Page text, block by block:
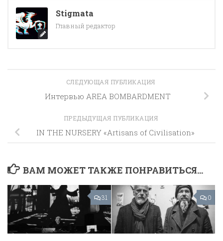
Stigmata
Главный редактор
СЛЕДУЮЩАЯ ПУБЛИКАЦИЯ
Интервью AREA BOMBARDMENT
ПРЕДЫДУЩАЯ ПУБЛИКАЦИЯ
IN THE NURSERY «Artisans of Civilisation»
ВАМ МОЖЕТ ТАКЖЕ ПОНРАВИТЬСЯ...
31 0